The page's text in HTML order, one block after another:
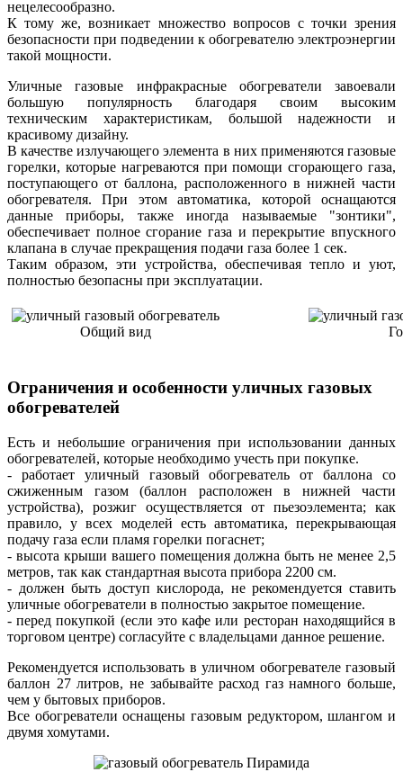
нецелесообразно.
К тому же, возникает множество вопросов с точки зрения
безопасности при подведении к обогревателю электроэнергии
такой мощности.
Уличные газовые инфракрасные обогреватели завоевали
большую популярность благодаря своим высоким
техническим характеристикам, большой надежности и
красивому дизайну.
В качестве излучающего элемента в них применяются газовые
горелки, которые нагреваются при помощи сгорающего газа,
поступающего от баллона, расположенного в нижней части
обогревателя. При этом автоматика, которой оснащаются
данные приборы, также иногда называемые "зонтики",
обеспечивает полное сгорание газа и перекрытие впускного
клапана в случае прекращения подачи газа более 1 сек.
Таким образом, эти устройства, обеспечивая тепло и уют,
полностью безопасны при эксплуатации.
Общий вид
Ограничения и особенности уличных газовых
обогревателей
Есть и небольшие ограничения при использовании данных
обогревателей, которые необходимо учесть при покупке.
- работает уличный газовый обогреватель от баллона со
сжиженным газом (баллон расположен в нижней части
устройства), розжиг осуществляется от пьезоэлемента; как
правило, у всех моделей есть автоматика, перекрывающая
подачу газа если пламя горелки погаснет;
- высота крыши вашего помещения должна быть не менее 2,5
метров, так как стандартная высота прибора 2200 см.
- должен быть доступ кислорода, не рекомендуется ставить
уличные обогреватели в полностью закрытое помещение.
- перед покупкой (если это кафе или ресторан находящийся в
торговом центре) согласуйте с владельцами данное решение.
Рекомендуется использовать в уличном обогревателе газовый
баллон 27 литров, не забывайте расход газ намного больше,
чем у бытовых приборов.
Все обогреватели оснащены газовым редуктором, шлангом и
двумя хомутами.